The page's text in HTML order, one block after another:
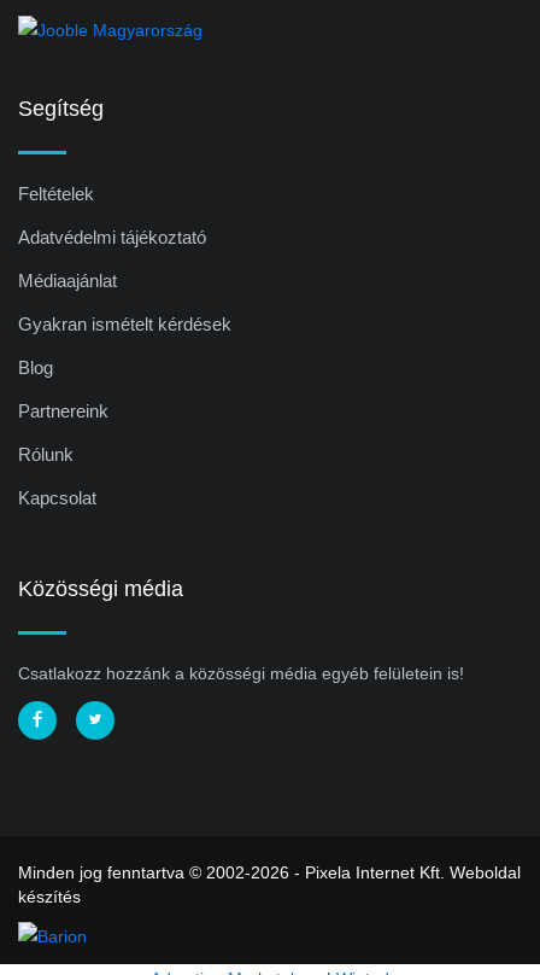
Segítség
Feltételek
Adatvédelmi tájékoztató
Médiaajánlat
Gyakran ismételt kérdések
Blog
Partnereink
Rólunk
Kapcsolat
Közösségi média
Csatlakozz hozzánk a közösségi média egyéb felületein is!
Minden jog fenntartva © 2002-2026 - Pixela Internet Kft. Weboldal
készítés